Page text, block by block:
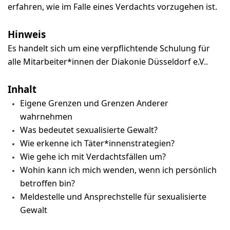
erfahren, wie im Falle eines Verdachts vorzugehen ist.
Hinweis
Es handelt sich um eine verpflichtende Schulung für
alle Mitarbeiter*innen der Diakonie Düsseldorf e.V..
Inhalt
Eigene Grenzen und Grenzen Anderer
wahrnehmen
Was bedeutet sexualisierte Gewalt?
Wie erkenne ich Täter*innenstrategien?
Wie gehe ich mit Verdachtsfällen um?
Wohin kann ich mich wenden, wenn ich persönlich
betroffen bin?
Meldestelle und Ansprechstelle für sexualisierte
Gewalt